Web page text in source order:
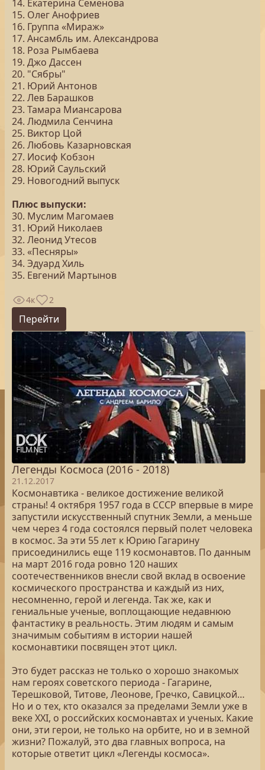
14. Екатерина Семенова
15. Олег Анофриев
16. Группа «Мираж»
17. Ансамбль им. Александрова
18. Роза Рымбаева
19. Джо Дассен
20. "Сябры"
21. Юрий Антонов
22. Лев Барашков
23. Тамара Миансарова
24. Людмила Сенчина
25. Виктор Цой
26. Любовь Казарновская
27. Иосиф Кобзон
28. Юрий Саульский
29. Новогодний выпуск
Плюс выпуски:
30. Муслим Магомаев
31. Юрий Николаев
32. Леонид Утесов
33. «Песняры»
34. Эдуард Хиль
35. Евгений Мартынов
4к 2
Перейти
Легенды Космоса (2016 - 2018)
21.12.2017
Космонавтика - великое достижение великой
страны! 4 октября 1957 года в СССР впервые в мире
запустили искусственный спутник Земли, а меньше
чем через 4 года состоялся первый полет человека
в космос. За эти 55 лет к Юрию Гагарину
присоединились еще 119 космонавтов. По данным
на март 2016 года ровно 120 наших
соотечественников внесли свой вклад в освоение
космического пространства и каждый из них,
несомненно, герой и легенда. Так же, как и
гениальные ученые, воплощающие недавнюю
фантастику в реальность. Этим людям и самым
значимым событиям в истории нашей
космонавтики посвящен этот цикл.
Это будет рассказ не только о хорошо знакомых
нам героях советского периода - Гагарине,
Терешковой, Титове, Леонове, Гречко, Савицкой…
Но и о тех, кто оказался за пределами Земли уже в
веке XXI, о российских космонавтах и ученых. Какие
они, эти герои, не только на орбите, но и в земной
жизни? Пожалуй, это два главных вопроса, на
которые ответит цикл «Легенды космоса».